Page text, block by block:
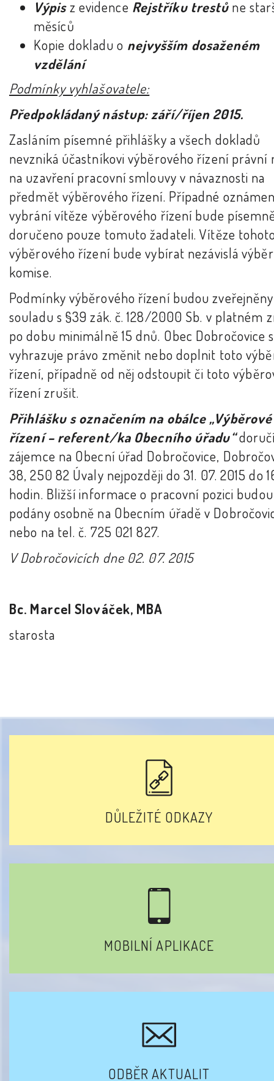
Výpisz evidence Rejstříku trestů ne
měsíců
Kopie dokladu o nejvyšším dosaženém
vzdělání
Podmínky vyhlašovatele:
Předpokládaný nástup: září/říjen 2015.
Zasláním písemné přihlášky a všech dokladů
nevzniká účastníkovi výběrového řízení právní
na uzavření pracovní smlouvy v návaznosti na
předmět výběrového řízení. Případné
vybrání vítěze výběrového řízení bude
doručeno pouze tomuto žadateli. Vítěze
výběrového řízení bude vybírat nezávislá
komise.
Podmínky výběrového řízení budou
souladu s §39 zák. č. 128/2000 Sb. v platném
po dobu minimálně 15 dnů. Obec Dobročovice
vyhrazuje právo změnit nebo doplnit toto
řízení, případně od něj odstoupit či toto
řízení zrušit.
Přihlášku s označením na obálce „Výběrové
řízení – referent/ka Obecního úřadu“
zájemce na Obecní úřad Dobročovice,
38, 250 82 Úvaly nejpozději do 31. 07. 2015 do
hodin. Bližší informace o pracovní pozici budou
podány osobně na Obecním úřadě v
nebo na tel. č. 725 021 827.
V Dobročovicích dne 02. 07. 2015
Bc. Marcel Slováček, MBA
starosta
DŮLEŽITÉ ODKAZY
MOBILNÍ APLIKACE
ODBĚR AKTUALIT